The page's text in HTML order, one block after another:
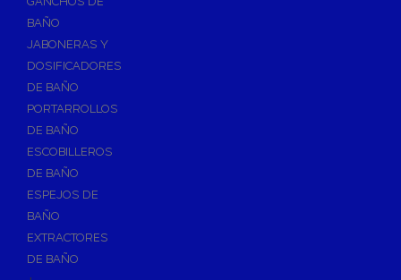
Accesorios y Grupos Contra Incendios
Calderas y estufas de biomasa
Sistemas de Energía Solar Térmica
Estructuras de soporte
Sistemas de Aerotermia
Sistemas de Energía Solar Fotovoltaica
Paneles
Inversores
Baterías
BAÑO
JABONERAS Y
DOSIFICADORES
DE BAÑO
PORTARROLLOS
DE BAÑO
ESCOBILLEROS
DE BAÑO
ESPEJOS DE
BAÑO
EXTRACTORES
DE BAÑO